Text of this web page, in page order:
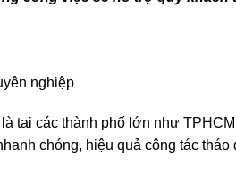
văn phong với nhiều năm kinh
nghiệp
tại các thành phố lớn như